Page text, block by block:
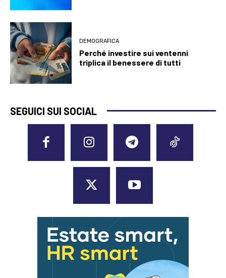
DEMOGRAFICA
Perché investire sui ventenni
triplica il benessere di tutti
SEGUICI SUI SOCIAL